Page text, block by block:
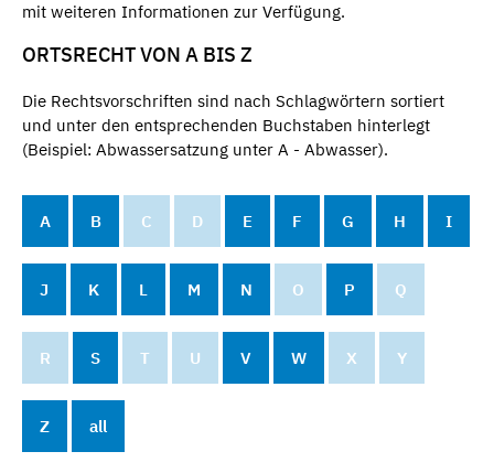
mit weiteren Informationen zur Verfügung.
ORTSRECHT VON A BIS Z
Die Rechtsvorschriften sind nach Schlagwörtern sortiert
und unter den entsprechenden Buchstaben hinterlegt
(Beispiel: Abwassersatzung unter A - Abwasser).
A B C D E F G H I
J K L M N O P Q
R S T U V W X Y
Z all